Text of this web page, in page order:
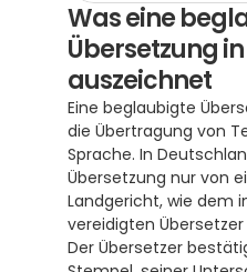
Was eine
Übersetzung
auszeichnet
Eine beglaubigte
die Übertragung von
Sprache. In
Übersetzung nur von
Landgericht, wie dem
vereidigten
Der Übersetzer